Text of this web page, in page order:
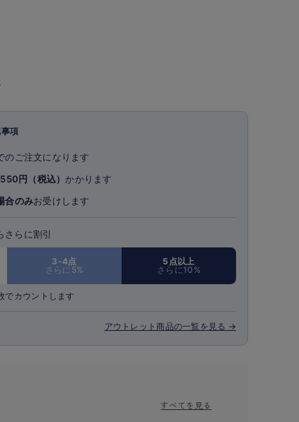
項
のご注文になります
550円（税込） かかります
合のみお受けします
さらに割引
3-4点
さらに5%
5点以上
さらに10%
でカウントします
アウトレット商品の一覧を見る →
すべてを見る